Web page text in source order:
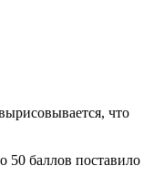
что
50 баллов поставило